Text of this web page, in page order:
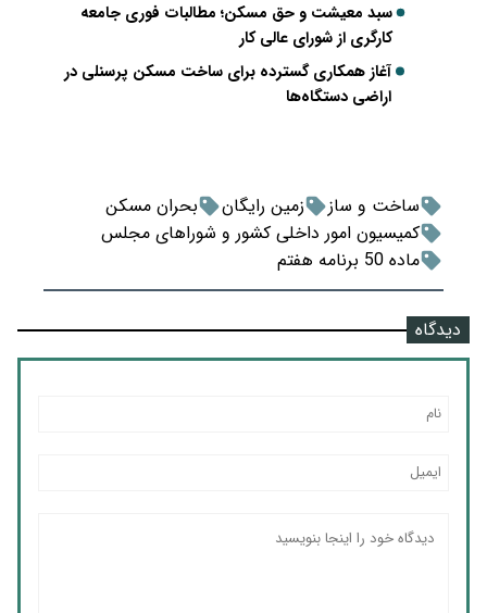
سبد معیشت و حق مسکن؛ مطالبات فوری جامعه
کارگری از شورای عالی کار
آغاز همکاری گسترده برای ساخت مسکن پرسنلی در
اراضی دستگاه‌ها
ساخت و ساز زمین رایگان
بحران مسکن
کمیسیون امور داخلی کشور و شوراهای مجلس
ماده 50 برنامه هفتم
دیدگاه